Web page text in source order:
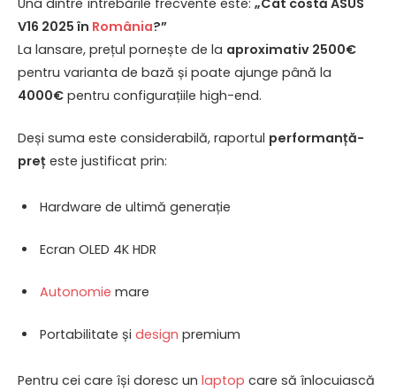
V16 2025 în România?”
La lansare, prețul pornește de la aproximativ 2500€
pentru varianta de bază și poate ajunge până la
4000€ pentru configurațiile high-end.
Deși suma este considerabilă, raportul performanță-
preț este justificat prin:
Hardware de ultimă generație
Ecran OLED 4K HDR
Autonomie mare
Portabilitate și design premium
Pentru cei care își doresc un laptop care să înlocuiască